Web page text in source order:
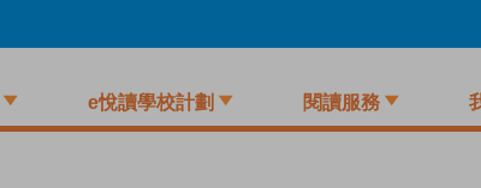
e悅讀學校計劃 閱讀服務